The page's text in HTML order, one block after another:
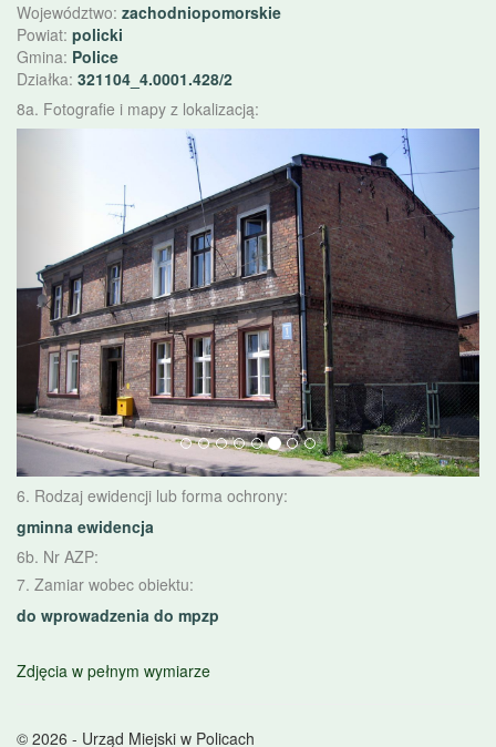
Województwo: zachodniopomorskie
Powiat: policki
Gmina: Police
Działka: 321104_4.0001.428/2
8a. Fotografie i mapy z lokalizacją:
6. Rodzaj ewidencji lub forma ochrony:
gminna ewidencja
6b. Nr AZP:
7. Zamiar wobec obiektu:
do wprowadzenia do mpzp
Zdjęcia w pełnym wymiarze
© 2026 - Urząd Miejski w Policach